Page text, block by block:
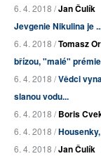
6. 4. 2018 /Jan Čulík
Jevgenie Nikulina je
6. 4. 2018 /Tomasz
břízou, "malé"
6. 4. 2018 /Vědci
slanou vodu...
6. 4. 2018 /Boris
6. 4. 2018 /
6. 4. 2018 /Jan Čulík